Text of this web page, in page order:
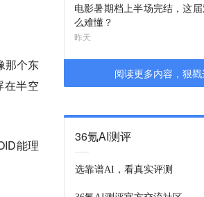
那个东
半空
能理
电影暑期档上半场完结，这
么难懂？
昨天
阅读更多内容，狠戳
36氪AI测评
选靠谱AI，看真实评测